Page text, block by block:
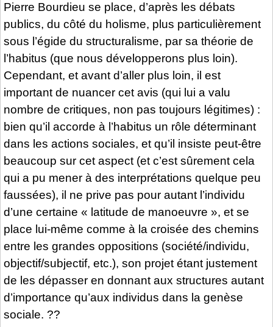
Pierre Bourdieu se place, d’après les débats
publics, du côté du holisme, plus particulièrement
sous l’égide du structuralisme, par sa théorie de
l’habitus (que nous développerons plus loin).
Cependant, et avant d’aller plus loin, il est
important de nuancer cet avis (qui lui a valu
nombre de critiques, non pas toujours légitimes) :
bien qu’il accorde à l’habitus un rôle déterminant
dans les actions sociales, et qu’il insiste peut-être
beaucoup sur cet aspect (et c’est sûrement cela
qui a pu mener à des interprétations quelque peu
faussées), il ne prive pas pour autant l’individu
d’une certaine « latitude de manoeuvre », et se
place lui-même comme à la croisée des chemins
entre les grandes oppositions (société/individu,
objectif/subjectif, etc.), son projet étant justement
de les dépasser en donnant aux structures autant
d’importance qu’aux individus dans la genèse
sociale. ??